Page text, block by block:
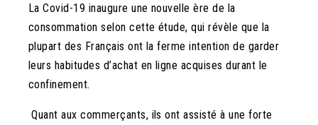
La Covid-19 inaugure une nouvelle ère de la
consommation selon cette étude, qui révèle que la
plupart des Français ont la ferme intention de garder
leurs habitudes d’achat en ligne acquises durant le
confinement.
Quant aux commerçants, ils ont assisté à une forte